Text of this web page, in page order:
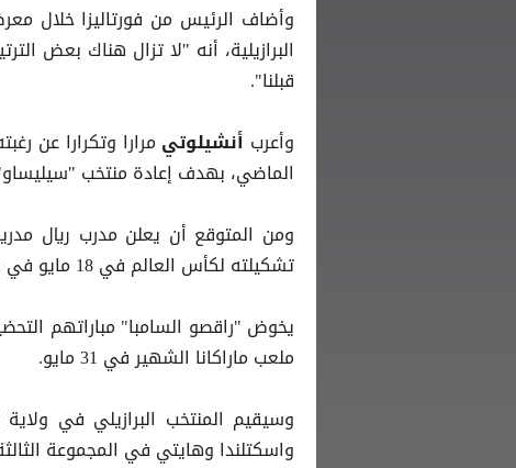
وأضاف الرئيس من فورتاليزا خلال
البرازيلية، أنه "لا تزال هناك بعض
قبلنا".
وأعرب أنشيلوتيمرارا وتكرارا عن
الماضي، بهدف إعادة منتخب
ومن المتوقع أن يعلن مدرب ريال
تشكيلته لكأس العالم في 18 مايو في ريو دي جانيرو.
يخوض "راقصو السامبا" مباراتهم
ملعب ماراكانا الشهير في 31 مايو.
وسيقيم المنتخب البرازيلي في
واسكتلندا وهايتي في المجموعة